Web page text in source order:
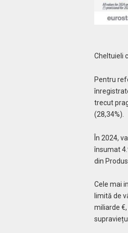
Cheltuieli
Pentru
trecut
(28,34%).
În 2024,
însumat
din
Cele mai
limită de
miliarde